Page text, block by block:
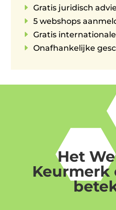
E Gratis juridisch
E 5 webshops
E Gratis
E Onafhankelijke
Het
Keurmerk